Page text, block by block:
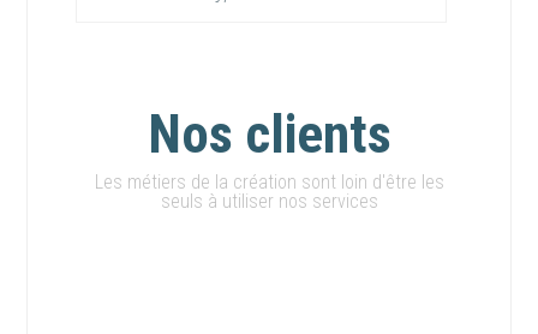
Nos clients
Les métiers de la création sont loin d'être les
seuls à utiliser nos services